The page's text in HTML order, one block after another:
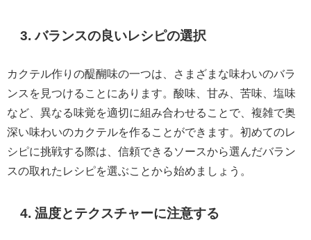
3. バランスの良いレシピの選択
カクテル作りの醍醐味の一つは、さまざまな味わいのバラ
ンスを見つけることにあります。酸味、甘み、苦味、塩味
など、異なる味覚を適切に組み合わせることで、複雑で奥
深い味わいのカクテルを作ることができます。初めてのレ
シピに挑戦する際は、信頼できるソースから選んだバラン
スの取れたレシピを選ぶことから始めましょう。
4. 温度とテクスチャーに注意する